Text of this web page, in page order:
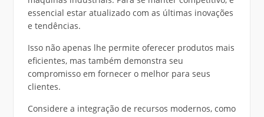
essencial estar atualizado com as últimas inovações
e tendências.
Isso não apenas lhe permite oferecer produtos mais
eficientes, mas também demonstra seu
compromisso em fornecer o melhor para seus
clientes.
Considere a integração de recursos modernos, como